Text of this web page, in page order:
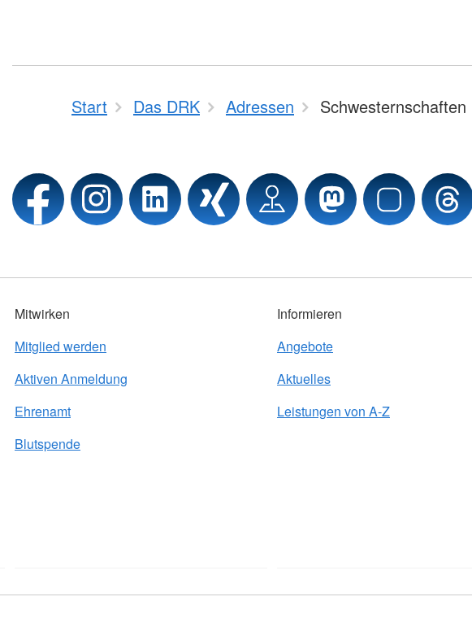
Start Das DRK Adressen Schwesternschaften
Mitwirken
Mitglied werden
Aktiven Anmeldung
Ehrenamt
Blutspende
Informieren
Angebote
Aktuelles
Leistungen von A-Z